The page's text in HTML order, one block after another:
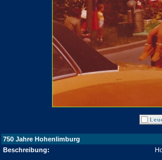
750 Jahre Hohenlimburg
Beschreibung: